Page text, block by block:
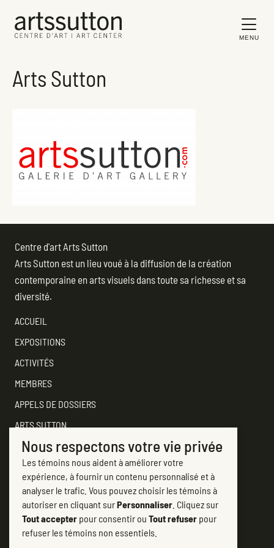
MENU
Arts Sutton
Centre d'art Arts Sutton
Arts Sutton est un lieu voué à la diffusion de la création
contemporaine en arts visuels dans toute sa richesse et sa
diversité.
ACCUEIL
EXPOSITIONS
ACTIVITÉS
MEMBRES
APPELS DE DOSSIERS
ARTS SUTTON
SOUTENEZ
CONTACTER ARTS SUTTON
7, rue Academy
Sutton (Québec) J0E 2K0
(450) 538-2563
Nous respectons votre vie privée
Les témoins nous aident à améliorer votre
expérience, à fournir un contenu personnalisé et à
analyser le trafic. Vous pouvez choisir les témoins à
autoriser en cliquant surPersonnaliser . Cliquez sur
Tout accepter pour consentir ou Tout refuser pour
refuser les témoins non essentiels.